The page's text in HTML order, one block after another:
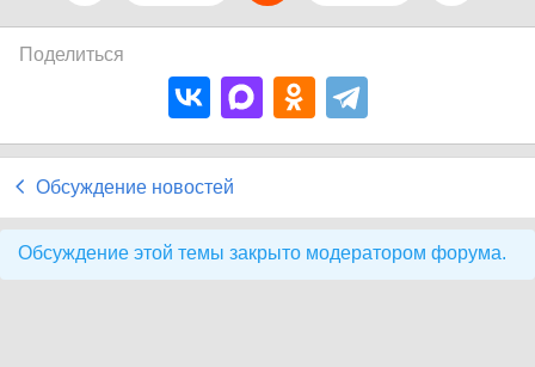
Поделиться
Обсуждение новостей
Обсуждение этой темы закрыто модератором форума.